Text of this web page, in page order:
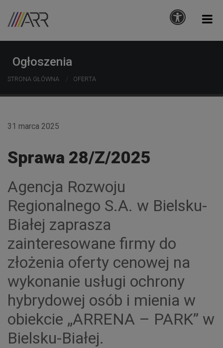
Ogłoszenia
STRONA GŁÓWNA OFERTA
31 marca 2025
Sprawa 28/Z/2025
Agencja Rozwoju
Regionalnego S.A. w Bielsku-
Białej zaprasza
zainteresowane firmy do
złożenia oferty cenowej na
wykonanie usługi ochrony
hybrydowej osób i mienia w
obiekcie „ARRENA – PARK” w
Bielsku-Białej.